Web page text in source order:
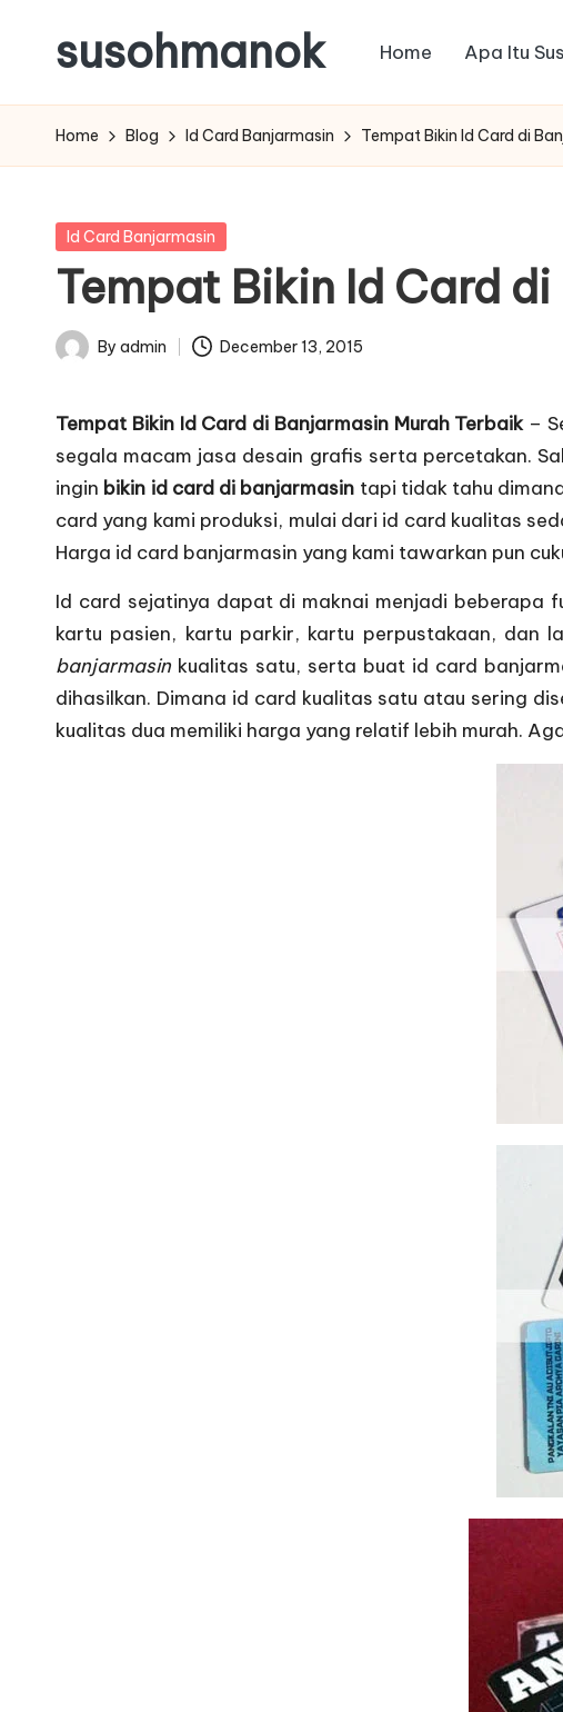
content
susohmanok Home Apa Itu
Home Blog Id Card Banjarmasin Tempat Bikin Id Card di
Posted
Id Card Banjarmasin
Tempat Bikin Id Card
Posted
By admin December 13, 2015
Tempat Bikin Id Card di Banjarmasin Murah Terbaik–
segala macam jasa desain grafis serta percetakan.
ingin bikin id card di banjarmasin tapi tidak tahu
card yang kami produksi, mulai dari id card kualitas
Harga id card banjarmasin yang kami tawarkan pun
Id card sejatinya dapat di maknai menjadi beberapa
kartu pasien, kartu parkir, kartu perpustakaan, dan
banjarmasin kualitas satu, serta buat id card
dihasilkan. Dimana id card kualitas satu atau sering
kualitas dua memiliki harga yang relatif lebih murah.